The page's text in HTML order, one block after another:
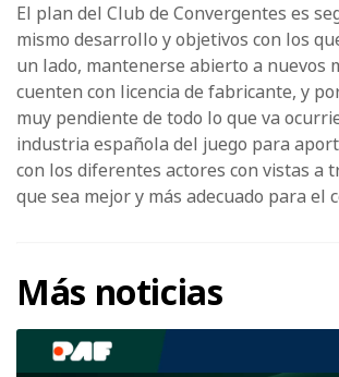
El plan del Club de Convergentes es
mismo desarrollo y objetivos con los
un lado, mantenerse abierto a nuevos
cuenten con licencia de fabricante, y
muy pendiente de todo lo que va
industria española del juego para
con los diferentes actores con vistas a
que sea mejor y más adecuado para el
Más noticias